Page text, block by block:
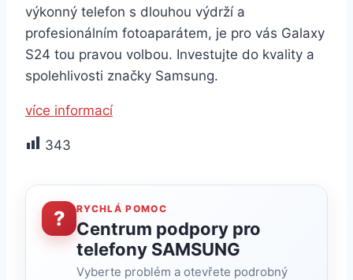
výkonný telefon s dlouhou výdrží a
profesionálním fotoaparátem, je pro vás Galaxy
S24 tou pravou volbou. Investujte do kvality a
spolehlivosti značky Samsung.
více informací
343
? RYCHLÁ POMOC
Centrum podpory pro
telefony SAMSUNG
Vyberte problém a otevřete podrobný